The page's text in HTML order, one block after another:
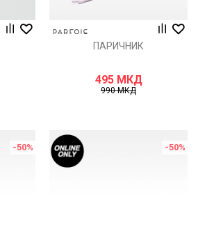
ПАРИЧНИК
495 МКД
990МКД
-50% -50%